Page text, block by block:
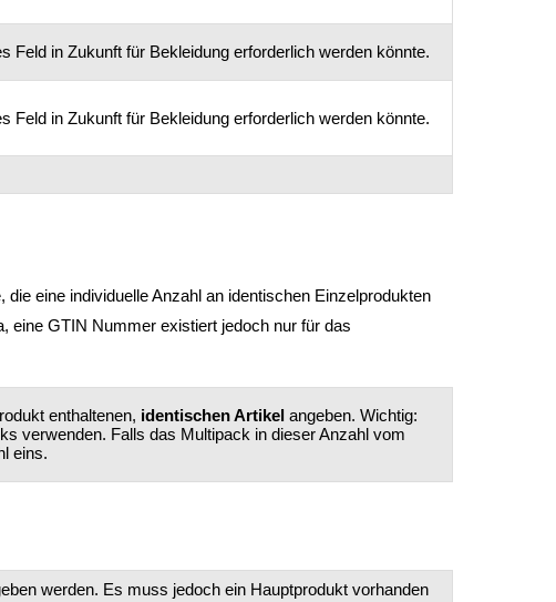
Feld in Zukunft für Bekleidung erforderlich werden könnte.
Feld in Zukunft für Bekleidung erforderlich werden könnte.
eine individuelle Anzahl an identischen Einzelprodukten
eine GTIN Nummer existiert jedoch nur für das
enthaltenen, identischen Artikel angeben. Wichtig:
verwenden. Falls das Multipack in dieser Anzahl vom
eins.
werden. Es muss jedoch ein Hauptprodukt vorhanden